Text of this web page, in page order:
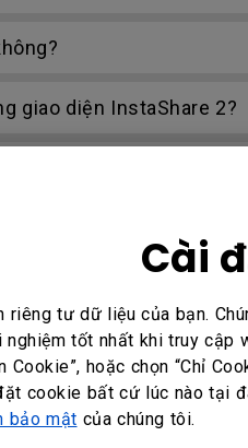
Cài
riêng tư dữ liệu của bạn.
tốt nhất khi truy cập
Cookie”, hoặc chọn “Chỉ
cookie bất cứ lúc nào tại
bảo mật của chúng tôi.
giao diện InstaShare 2?
trong danh sách
2 khi tôi chọn
tôi chuyển nguồn kết
vào tệp AMS?
tệp tin cụ thể và tải lên